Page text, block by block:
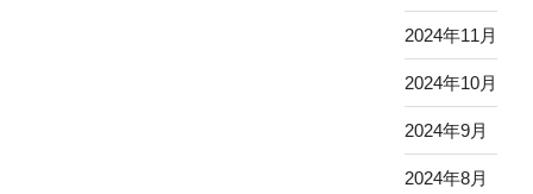
2024年11月
2024年10月
2024年9月
2024年8月